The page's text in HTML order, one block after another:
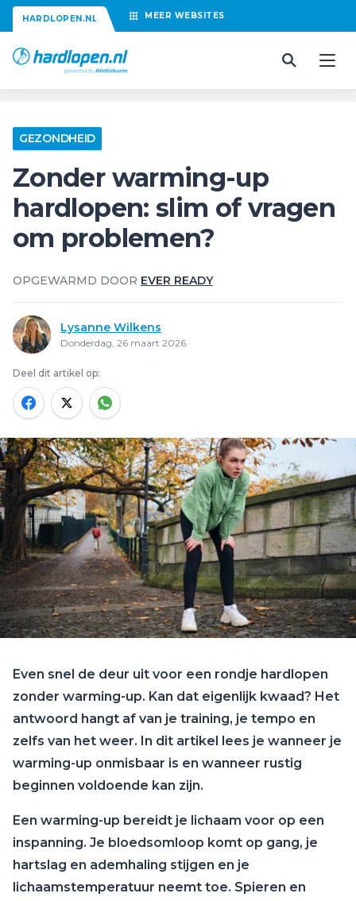
HARDLOPEN.NL MEER WEBSITES
GEZONDHEID
Zonder warming-up
hardlopen: slim of vragen
om problemen?
OPGEWARMD DOOR EVER READY
Lysanne Wilkens
Donderdag, 26 maart 2026
Deel dit artikel op:
Even snel de deur uit voor een rondje hardlopen
zonder warming-up. Kan dat eigenlijk kwaad? Het
antwoord hangt af van je training, je tempo en
zelfs van het weer. In dit artikel lees je wanneer je
warming-up onmisbaar is en wanneer rustig
beginnen voldoende kan zijn.
Een warming-up bereidt je lichaam voor op een
inspanning. Je bloedsomloop komt op gang, je
hartslag en ademhaling stijgen en je
lichaamstemperatuur neemt toe. Spieren en